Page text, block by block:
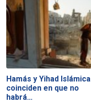
Hamás y Yihad Islámica
coinciden en que no
habrá…